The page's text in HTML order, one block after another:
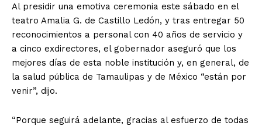
Al presidir una emotiva ceremonia este sábado en el
teatro Amalia G. de Castillo Ledón, y tras entregar 50
reconocimientos a personal con 40 años de servicio y
a cinco exdirectores, el gobernador aseguró que los
mejores días de esta noble institución y, en general, de
la salud pública de Tamaulipas y de México “están por
venir”, dijo.
“Porque seguirá adelante, gracias al esfuerzo de todas